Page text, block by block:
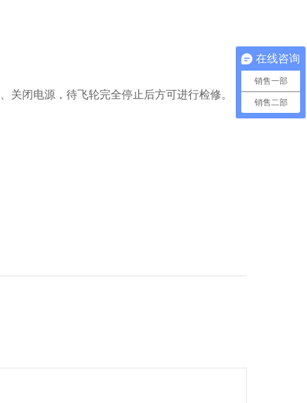
闭电源，待飞轮完全停止后方可进行检修。
在线咨询
销售一部
销售二部